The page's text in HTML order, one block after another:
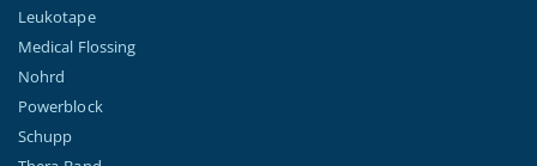
Leukotape
Medical Flossing
Nohrd
Powerblock
Schupp